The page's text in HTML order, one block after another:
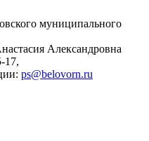
муниципального
Александровна
17,
ps@belovorn.ru